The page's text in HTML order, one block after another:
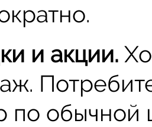
и акции.
по обычной